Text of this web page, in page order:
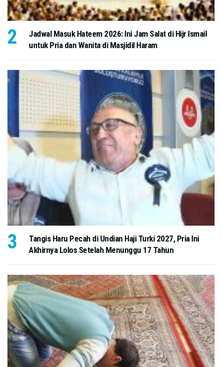
Jadwal Masuk Hateem 2026: Ini Jam Salat di Hijr Ismail
untuk Pria dan Wanita di Masjidil Haram
Tangis Haru Pecah di Undian Haji Turki 2027, Pria Ini
Akhirnya Lolos Setelah Menunggu 17 Tahun